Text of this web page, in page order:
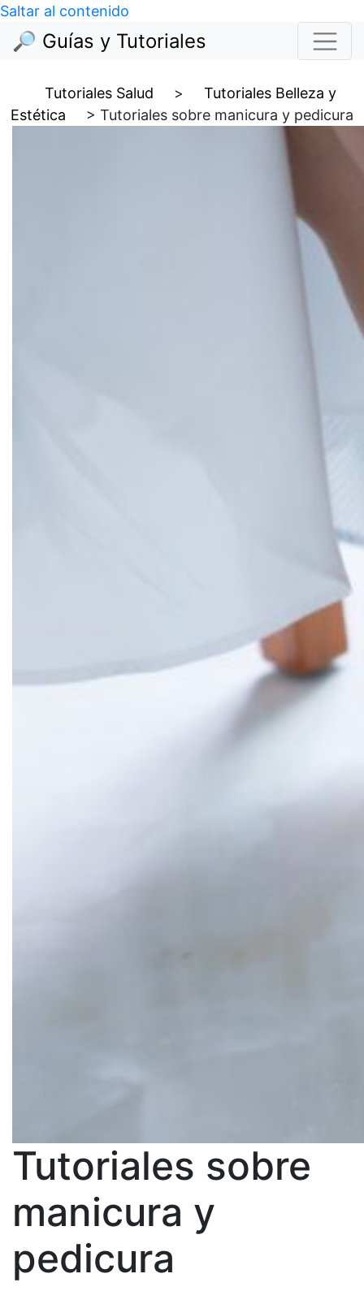
Saltar al contenido
🔎 Guías y Tutoriales
Tutoriales Salud >
Tutoriales Belleza y
Estética
> Tutoriales sobre manicura y pedicura
Tutoriales sobre
manicura y
pedicura